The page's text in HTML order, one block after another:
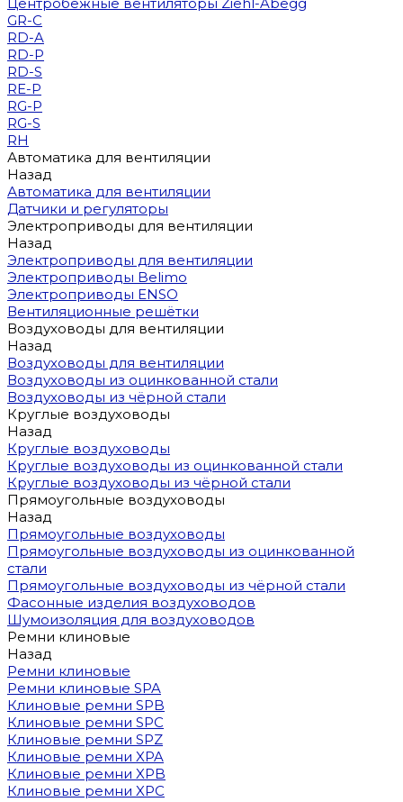
GR-C
RD-A
RD-P
RD-S
RE-P
RG-P
RG-S
RH
Автоматика для вентиляции
Назад
Автоматика для вентиляции
Датчики и регуляторы
Электроприводы для вентиляции
Назад
Электроприводы для вентиляции
Электроприводы Belimo
Электроприводы ENSO
Вентиляционные решётки
Воздуховоды для вентиляции
Назад
Воздуховоды для вентиляции
Воздуховоды из оцинкованной стали
Воздуховоды из чёрной стали
Круглые воздуховоды
Назад
Круглые воздуховоды
Круглые воздуховоды из оцинкованной стали
Круглые воздуховоды из чёрной стали
Прямоугольные воздуховоды
Назад
Прямоугольные воздуховоды
Прямоугольные воздуховоды из оцинкованной
стали
Прямоугольные воздуховоды из чёрной стали
Фасонные изделия воздуховодов
Шумоизоляция для воздуховодов
Ремни клиновые
Назад
Ремни клиновые
Ремни клиновые SPA
Клиновые ремни SPB
Клиновые ремни SPC
Клиновые ремни SPZ
Клиновые ремни XPA
Клиновые ремни XPB
Клиновые ремни XPC